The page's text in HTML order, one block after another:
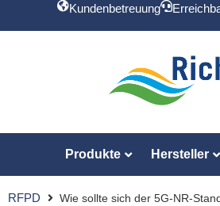
Kundenbetreuung
Produkte Hersteller
RFPD Wie sollte sich der 5G-NR-